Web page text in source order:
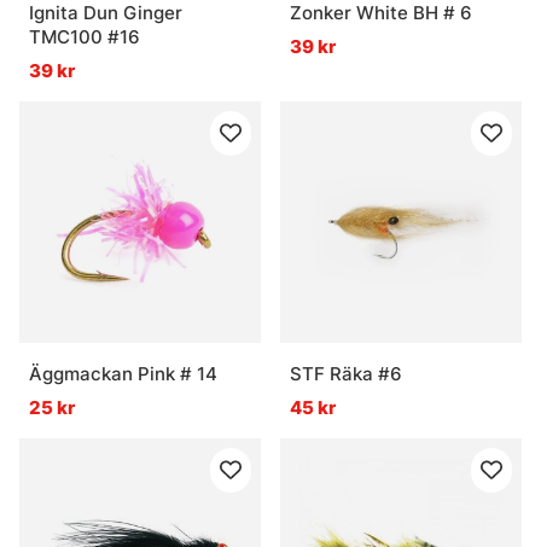
Ignita Dun Ginger
TMC100 #16
39 kr
Zonker White BH # 6
39 kr
Äggmackan Pink # 14
25 kr
STF Räka #6
45 kr